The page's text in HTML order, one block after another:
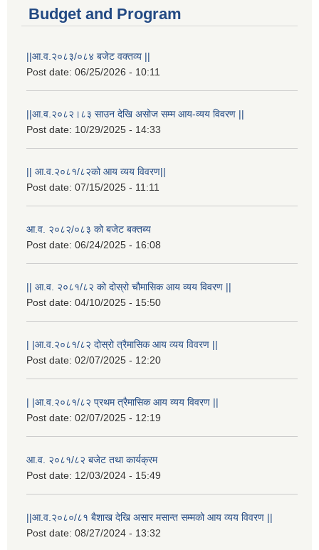
Budget and Program
||आ.व.२०८३/०८४ बजेट वक्तव्य ||
Post date: 06/25/2026 - 10:11
||आ.व.२०८२।८३ साउन देखि असोज सम्म आय-व्यय विवरण ||
Post date: 10/29/2025 - 14:33
|| आ.व.२०८१/८२को आय व्यय विवरण||
Post date: 07/15/2025 - 11:11
आ.व. २०८२/०८३ को बजेट बक्तब्य
Post date: 06/24/2025 - 16:08
|| आ.व. २०८१/८२ को दोस्रो चौमासिक आय व्यय विवरण ||
Post date: 04/10/2025 - 15:50
| |आ.व.२०८१/८२ दोस्रो त्रैमासिक आय व्यय विवरण ||
Post date: 02/07/2025 - 12:20
| |आ.व.२०८१/८२ प्रथम त्रैमासिक आय व्यय विवरण ||
Post date: 02/07/2025 - 12:19
आ.व. २०८१/८२ बजेट तथा कार्यक्रम
Post date: 12/03/2024 - 15:49
||आ.व.२०८०/८१ बैशाख देखि असार मसान्त सम्मको आय व्यय विवरण ||
Post date: 08/27/2024 - 13:32